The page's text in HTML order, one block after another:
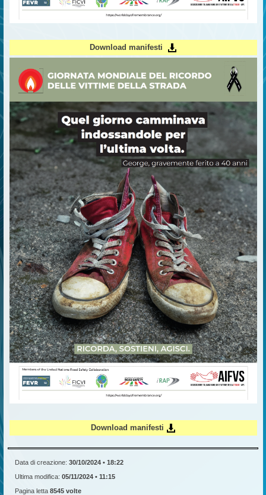
Download manifesti
Download manifesti
Data di creazione: 30/10/2024 • 18:22
Ultima modifica: 05/11/2024 • 11:15
Pagina letta 8545 volte